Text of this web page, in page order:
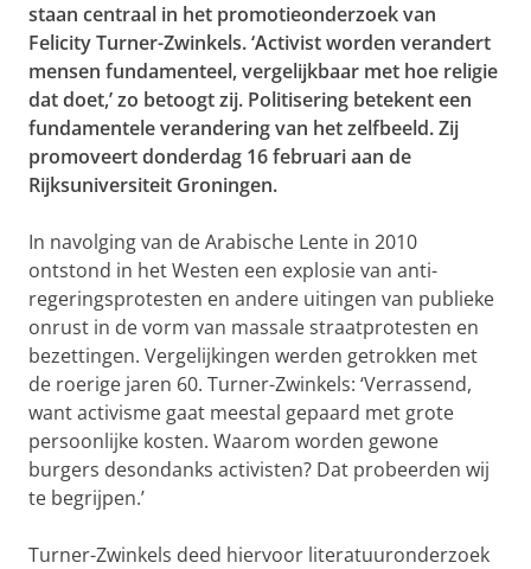
staan centraal in het promotieonderzoek van
Felicity Turner-Zwinkels. ‘Activist worden verandert
mensen fundamenteel, vergelijkbaar met hoe religie
dat doet,’ zo betoogt zij. Politisering betekent een
fundamentele verandering van het zelfbeeld. Zij
promoveert donderdag 16 februari aan de
Rijksuniversiteit Groningen.
In navolging van de Arabische Lente in 2010
ontstond in het Westen een explosie van anti-
regeringsprotesten en andere uitingen van publieke
onrust in de vorm van massale straatprotesten en
bezettingen. Vergelijkingen werden getrokken met
de roerige jaren 60. Turner-Zwinkels: ‘Verrassend,
want activisme gaat meestal gepaard met grote
persoonlijke kosten. Waarom worden gewone
burgers desondanks activisten? Dat probeerden wij
te begrijpen.’
Turner-Zwinkels deed hiervoor literatuuronderzoek